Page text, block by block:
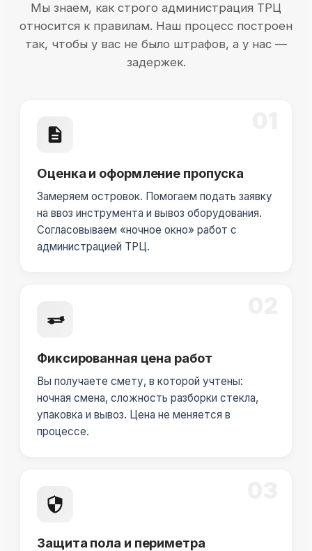
Мы знаем, как строго администрация ТРЦ
относится к правилам. Наш процесс построен
так, чтобы у вас не было штрафов, а у нас —
задержек.
Оценка и оформление пропуска
Замеряем островок. Помогаем подать заявку
на ввоз инструмента и вывоз оборудования.
Согласовываем «ночное окно» работ с
администрацией ТРЦ.
Фиксированная цена работ
Вы получаете смету, в которой учтены:
ночная смена, сложность разборки стекла,
упаковка и вывоз. Цена не меняется в
процессе.
Защита пола и периметра